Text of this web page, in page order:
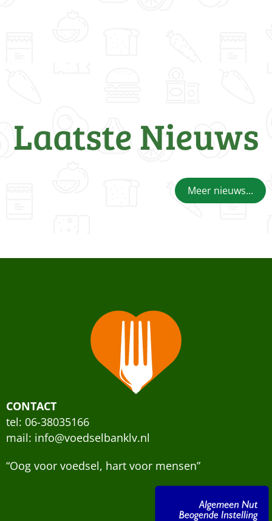
Laatste Nieuws
Meer nieuws...
CONTACT
tel: 06-38035166
mail: info@voedselbanklv.nl
“Oog voor voedsel, hart voor mensen”